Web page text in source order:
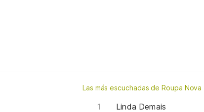
Las más escuchadas de Roupa Nova
Linda Demais